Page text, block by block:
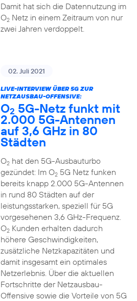
Damit hat sich die Datennutzung im
O2Netz in einem Zeitraum von nur
zwei Jahren verdoppelt.
02. Juli 2021
LIVE-INTERVIEW ÜBER 5G ZUR
NETZAUSBAU-OFFENSIVE:
O2 5G-Netz funkt mit
2.000 5G-Antennen
auf 3,6 GHz in 80
Städten
O2hat den 5G-Ausbauturbo
gezündet: Im O25G Netz funken
bereits knapp 2.000 5G-Antennen
in rund 80 Städten auf der
leistungsstarken, speziell für 5G
vorgesehenen 3,6 GHz-Frequenz.
O2Kunden erhalten dadurch
höhere Geschwindigkeiten,
zusätzliche Netzkapazitäten und
damit insgesamt ein optimales
Netzerlebnis. Über die aktuellen
Fortschritte der Netzausbau-
Offensive sowie die Vorteile von 5G